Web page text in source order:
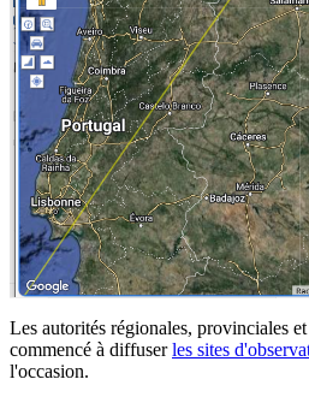
Les autorités régionales, provinciales
commencé à diffuserles sites
l'occasion.